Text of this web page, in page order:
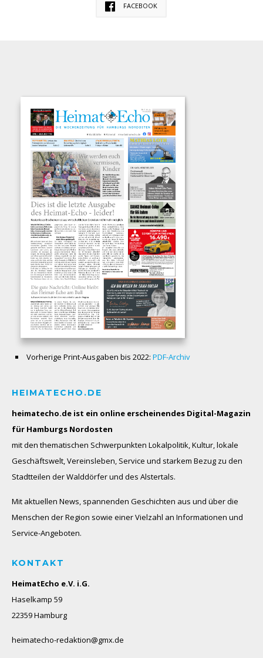
FACEBOOK
Vorherige Print-Ausgaben bis 2022: PDF-Archiv
HEIMATECHO.DE
heimatecho.de ist ein online erscheinendes Digital-Magazin
für Hamburgs Nordosten
mit den thematischen Schwerpunkten Lokalpolitik, Kultur, lokale
Geschäftswelt, Vereinsleben, Service und starkem Bezug zu den
Stadtteilen der Walddörfer und des Alstertals.
Mit aktuellen News, spannenden Geschichten aus und über die
Menschen der Region sowie einer Vielzahl an Informationen und
Service-Angeboten.
KONTAKT
HeimatEcho e.V. i.G.
Haselkamp 59
22359 Hamburg
heimatecho-redaktion@gmx.de